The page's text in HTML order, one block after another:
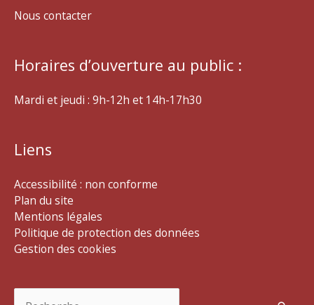
Nous contacter
Horaires d’ouverture au public :
Mardi et jeudi : 9h-12h et 14h-17h30
Liens
Accessibilité : non conforme
Plan du site
Mentions légales
Politique de protection des données
Gestion des cookies